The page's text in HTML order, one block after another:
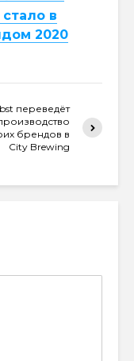
в
2020
переведёт
брендов в
City Brewing